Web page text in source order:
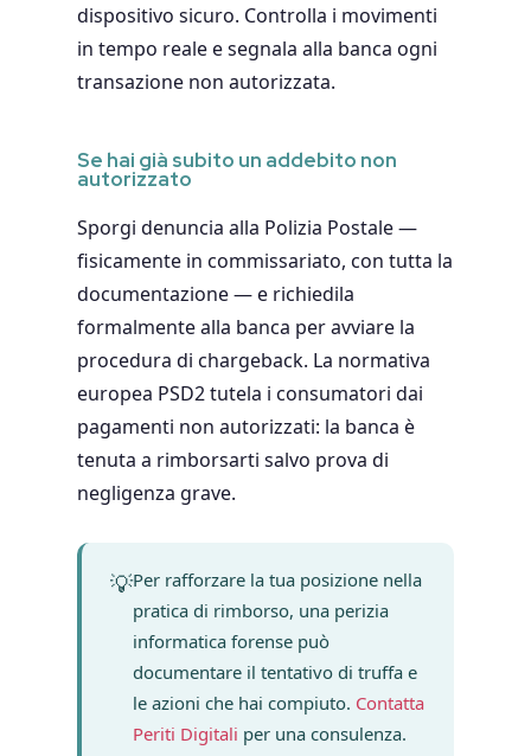
dispositivo sicuro. Controlla i movimenti
in tempo reale e segnala alla banca ogni
transazione non autorizzata.
Se hai già subito un addebito non
autorizzato
Sporgi denuncia alla Polizia Postale —
fisicamente in commissariato, con tutta la
documentazione — e richiedila
formalmente alla banca per avviare la
procedura di chargeback. La normativa
europea PSD2 tutela i consumatori dai
pagamenti non autorizzati: la banca è
tenuta a rimborsarti salvo prova di
negligenza grave.
💡Per rafforzare la tua posizione nella
pratica di rimborso, una perizia
informatica forense può
documentare il tentativo di truffa e
le azioni che hai compiuto. Contatta
Periti Digitali per una consulenza.